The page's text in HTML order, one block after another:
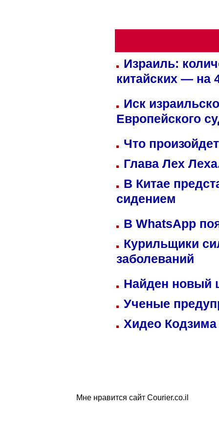
Израиль:
китайских — на
Иск
Европейского
Что
Глава Лех
В Китае
сидением
В WhatsApp
Курильщики
заболеваний
Найден
Ученые
Хидео
Мне нравится сайт Courier.co.il